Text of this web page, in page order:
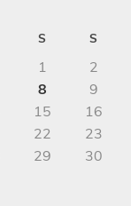
S S
1
2
8
9
15
16
22
23
29
30